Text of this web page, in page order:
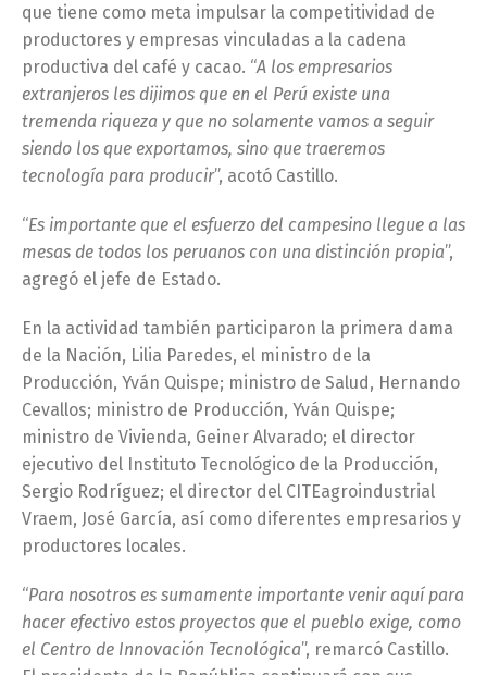
que tiene como meta impulsar la competitividad de
productores y empresas vinculadas a la cadena
productiva del café y cacao. “A los empresarios
extranjeros les dijimos que en el Perú existe una
tremenda riqueza y que no solamente vamos a seguir
siendo los que exportamos, sino que traeremos
tecnología para producir”, acotó Castillo.
“Es importante que el esfuerzo del campesino llegue a las
mesas de todos los peruanos con una distinción propia”,
agregó el jefe de Estado.
En la actividad también participaron la primera dama
de la Nación, Lilia Paredes, el ministro de la
Producción, Yván Quispe; ministro de Salud, Hernando
Cevallos; ministro de Producción, Yván Quispe;
ministro de Vivienda, Geiner Alvarado; el director
ejecutivo del Instituto Tecnológico de la Producción,
Sergio Rodríguez; el director del CITEagroindustrial
Vraem, José García, así como diferentes empresarios y
productores locales.
“Para nosotros es sumamente importante venir aquí para
hacer efectivo estos proyectos que el pueblo exige, como
el Centro de Innovación Tecnológica”, remarcó Castillo.